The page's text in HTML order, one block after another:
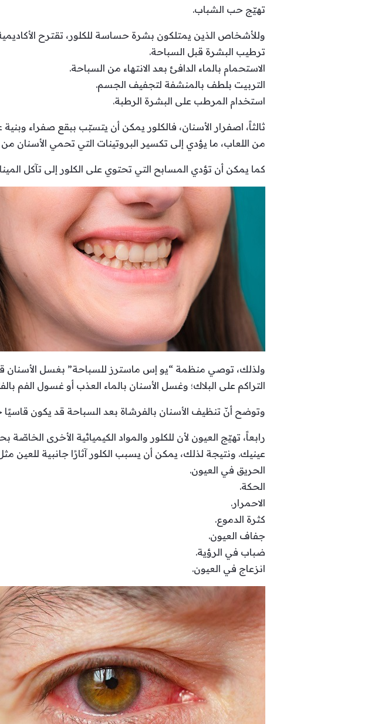
تهيّج حب الشباب.
وللأشخاص الذين يمتلكون بشرة حساسة للكلور، تقترح
ترطيب البشرة قبل السباحة.
الاستحمام بالماء الدافئ بعد الانتهاء من السباحة.
التربيت بلطف بالمنشفة لتجفيف الجسم.
استخدام المرطب على البشرة الرطبة.
ثالثاً، اصفرار الأسنان، فالكلور يمكن أن يتسبّب ببقع صفراء
من اللعاب، ما يؤدي إلى تكسير البروتينات التي تحمي الأسنان من
كما يمكن أن تؤدي المسابح التي تحتوي على الكلور إلى تآكل
ولذلك، توصي منظمة “يو إس ماسترز للسباحة” بغسل الأسنان
التراكم على البلاك؛ وغسل الأسنان بالماء العذب أو غسول الفم
وتوضح أنّ تنظيف الأسنان بالفرشاة بعد السباحة قد يكون قاسيًا
رابعاً، تهيّج العيون لأن للكلور والمواد الكيميائية الأخرى
عينيك. ونتيجة لذلك، يمكن أن يسبب الكلور آثارًا جانبية للعين
الحريق في العيون.
الحكة.
الاحمرار.
كثرة الدموع.
جفاف العيون.
ضباب في الرؤية.
انزعاج في العيون.